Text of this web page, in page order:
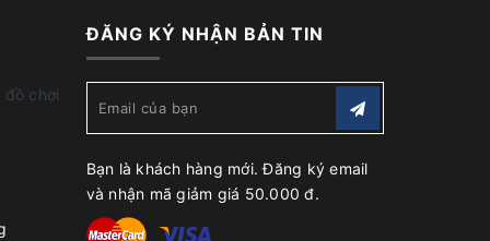
đồ chơi
ĐĂNG KÝ NHẬN BẢN TIN
Bạn là khách hàng mới. Đăng ký email
và nhận mã giảm giá 50.000 đ.